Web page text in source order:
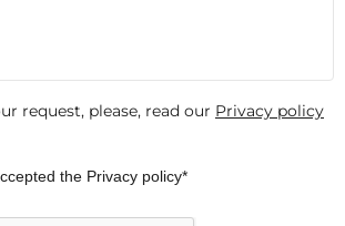
request, please, read our Privacy policy
the Privacy policy*